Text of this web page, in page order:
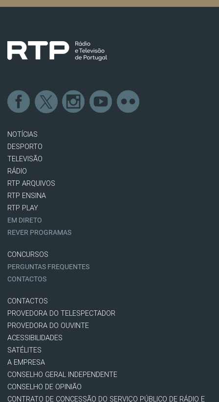
NOTÍCIAS
DESPORTO
TELEVISÃO
RÁDIO
RTP ARQUIVOS
RTP ENSINA
RTP PLAY
EM DIRETO
REVER PROGRAMAS
CONCURSOS
PERGUNTAS FREQUENTES
CONTACTOS
CONTACTOS
PROVEDORA DO TELESPECTADOR
PROVEDORA DO OUVINTE
ACESSIBILIDADES
SATÉLITES
A EMPRESA
CONSELHO GERAL INDEPENDENTE
CONSELHO DE OPINIÃO
CONTRATO DE CONCESSÃO DO SERVIÇO PÚBLICO DE RÁDIO E